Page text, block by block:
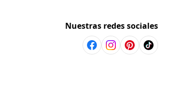
Nuestras redes sociales